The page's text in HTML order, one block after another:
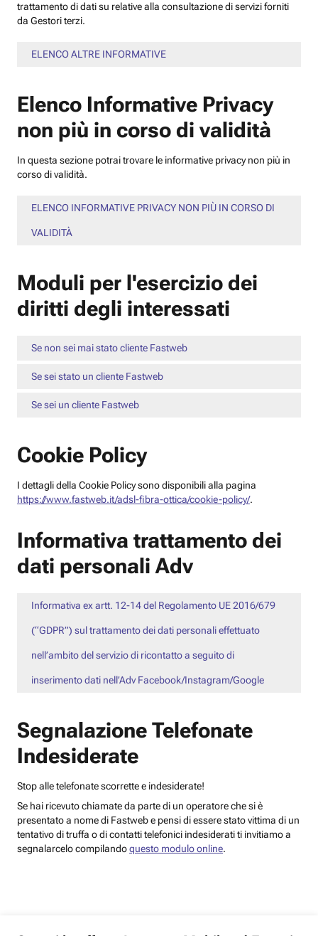
trattamento di dati su relative alla consultazione di servizi forniti
da Gestori terzi.
ELENCO ALTRE INFORMATIVE
Elenco Informative Privacy
non più in corso di validità
In questa sezione potrai trovare le informative privacy non più in
corso di validità.
ELENCO INFORMATIVE PRIVACY NON PIÙ IN CORSO DI
VALIDITÀ
Moduli per l'esercizio dei
diritti degli interessati
Se non sei mai stato cliente Fastweb
Se sei stato un cliente Fastweb
Se sei un cliente Fastweb
Cookie Policy
I dettagli della Cookie Policy sono disponibili alla pagina
https://www.fastweb.it/adsl-fibra-ottica/cookie-policy/.
Informativa trattamento dei
dati personali Adv
Informativa ex artt. 12-14 del Regolamento UE 2016/679
(“GDPR”) sul trattamento dei dati personali effettuato
nell’ambito del servizio di ricontatto a seguito di
inserimento dati nell’Adv Facebook/Instagram/Google
Segnalazione Telefonate
Indesiderate
Stop alle telefonate scorrette e indesiderate!
Se hai ricevuto chiamate da parte di un operatore che si è
presentato a nome di Fastweb e pensi di essere stato vittima di un
tentativo di truffa o di contatti telefonici indesiderati ti invitiamo a
segnalarcelo compilandoquesto modulo online.